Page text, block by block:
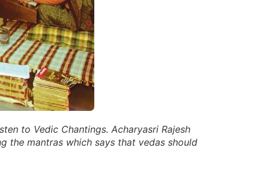
to Vedic Chantings. Acharyasri Rajesh
the mantras which says that vedas should